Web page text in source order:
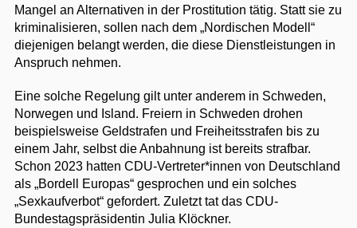
Mangel an Alternativen in der Prostitution tätig. Statt sie zu
kriminalisieren, sollen nach dem „Nordischen Modell“
diejenigen belangt werden, die diese Dienstleistungen in
Anspruch nehmen.
Eine solche Regelung gilt unter anderem in Schweden,
Norwegen und Island. Freiern in Schweden drohen
beispielsweise Geldstrafen und Freiheitsstrafen bis zu
einem Jahr, selbst die Anbahnung ist bereits strafbar.
Schon 2023 hatten CDU-Vertreter*innen von Deutschland
als „Bordell Europas“ gesprochen und ein solches
„Sexkaufverbot“ gefordert. Zuletzt tat das CDU-
Bundestagspräsidentin Julia Klöckner.